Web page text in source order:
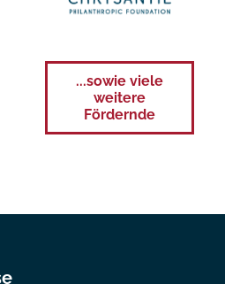
...sowie viele
weitere
Fördernde